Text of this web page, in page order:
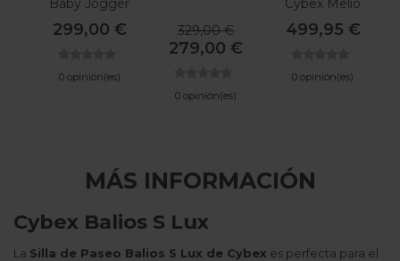
Baby Jogger
City Tour 2
299,00 €
0 opinión(es)
329,00 €
279,00 €
0 opinión(es)
Cybex Melio
Carbon 2025
499,95 €
0 opinión(es)
MÁS INFORMACIÓN
Cybex Balios S Lux
La Silla de Paseo Balios S Lux de Cybex es perfecta para el